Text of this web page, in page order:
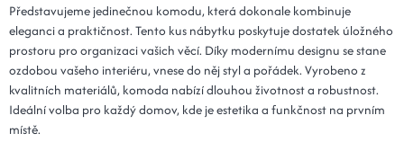
Představujeme jedinečnou komodu, která dokonale kombinuje
eleganci a praktičnost. Tento kus nábytku poskytuje dostatek úložného
prostoru pro organizaci vašich věcí. Díky modernímu designu se stane
ozdobou vašeho interiéru, vnese do něj styl a pořádek. Vyrobeno z
kvalitních materiálů, komoda nabízí dlouhou životnost a robustnost.
Ideální volba pro každý domov, kde je estetika a funkčnost na prvním
místě.